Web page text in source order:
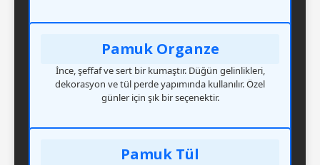
Pamuk Organze
İnce, şeffaf ve sert bir kumaştır. Düğün gelinlikleri,
dekorasyon ve tül perde yapımında kullanılır. Özel
günler için şık bir seçenektir.
Pamuk Tül